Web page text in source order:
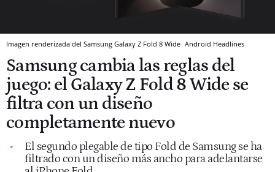
Imagen renderizada del Samsung Galaxy Z Fold 8 Wide Android Headlines
Samsung cambia las reglas del
juego: el Galaxy Z Fold 8 Wide se
filtra con un diseño
completamente nuevo
El segundo plegable de tipo Fold de Samsung se ha
filtrado con un diseño más ancho para adelantarse